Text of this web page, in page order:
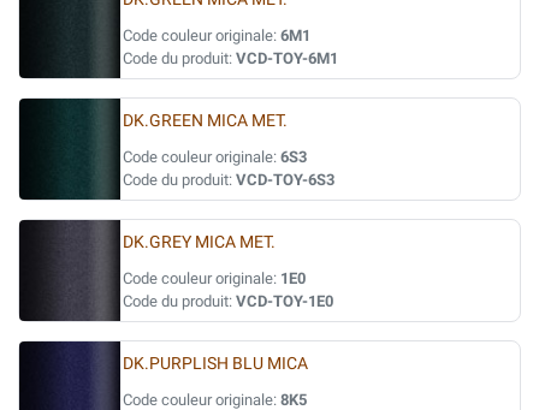
Code couleur originale: 6M1
Code du produit: VCD-TOY-6M1
DK.GREEN MICA MET.
Code couleur originale: 6S3
Code du produit: VCD-TOY-6S3
DK.GREY MICA MET.
Code couleur originale: 1E0
Code du produit: VCD-TOY-1E0
DK.PURPLISH BLU MICA
Code couleur originale: 8K5